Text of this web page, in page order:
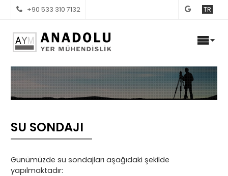
+90 533 310 7132 TR
SU SONDAJI
Günümüzde su sondajları aşağıdaki şekilde
yapılmaktadır: